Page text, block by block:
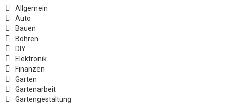
Allgemein
Auto
Bauen
Bohren
DIY
Elektronik
Finanzen
Garten
Gartenarbeit
Gartengestaltung